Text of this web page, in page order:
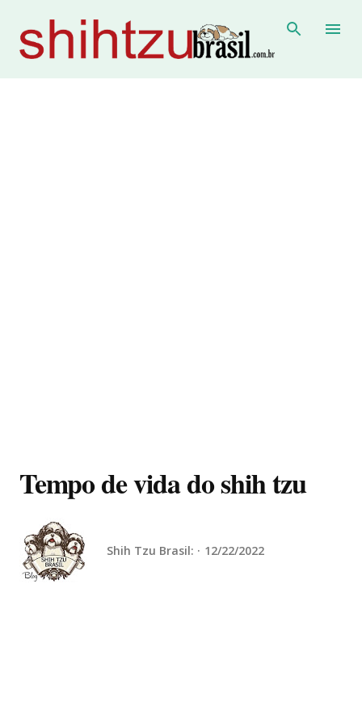
Pular para o conteúdo principal
Tempo de vida do shih tzu
Shih Tzu Brasil: 12/22/2022